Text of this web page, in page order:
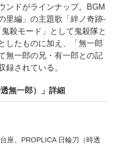
ンドがラインナップ。BGM
里編」の主題歌「絆ノ奇跡-
殺モード」として鬼殺隊と
したものに加え、「無一郎
無一郎の兄・有一郎との記
録されている。
無一郎）」詳細
座、PROPLICA 日輪刀（時透